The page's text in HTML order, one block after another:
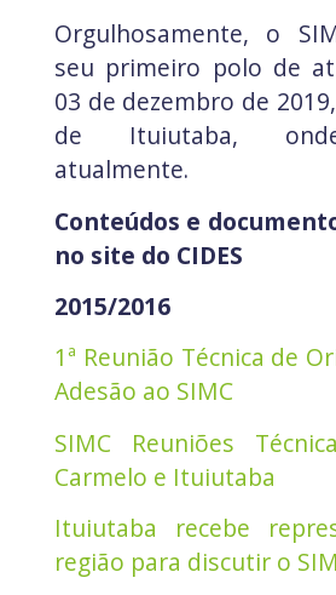
Orgulhosamente, o
seu primeiro polo de
03 de dezembro de
de Ituiutaba,
atualmente.
Conteúdos e
no site do CIDES
2015/2016
1ª Reunião Técnica de
Adesão ao SIMC
SIMC Reuniões
Carmelo e Ituiutaba
Ituiutaba recebe
região para discutir o